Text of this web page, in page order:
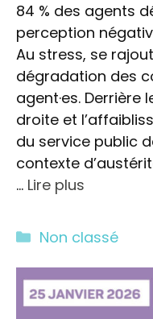
84 % des agents
perception
Au stress, se
dégradation des
agent·es. Derrière
droite et
du service public
contexte
… Lire plus
Catégories
Non classé